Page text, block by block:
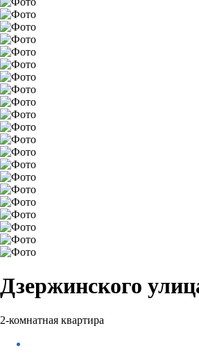
Дзержинского
2-комнатная квартира